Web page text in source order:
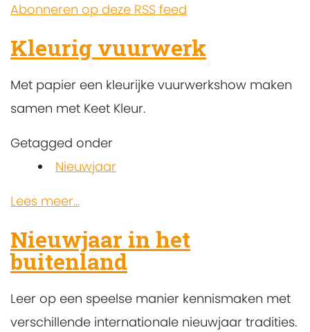
Abonneren op deze RSS feed
Kleurig vuurwerk
Met papier een kleurijke vuurwerkshow maken
samen met Keet Kleur.
Getagged onder
Nieuwjaar
Lees meer...
Nieuwjaar in het
buitenland
Leer op een speelse manier kennismaken met
verschillende internationale nieuwjaar tradities.